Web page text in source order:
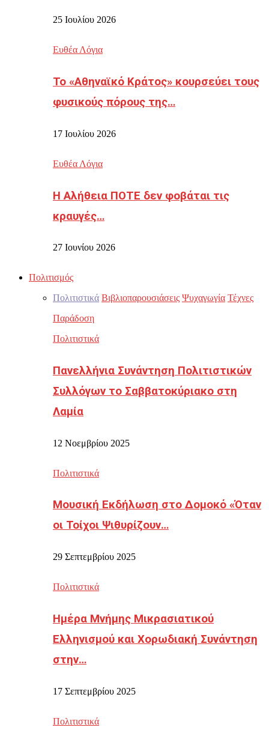
25 Ιουλίου 2026
Ευθέα Λόγια
Το «Αθηναϊκό Κράτος» κουρσεύει τους
φυσικούς πόρους της…
17 Ιουλίου 2026
Ευθέα Λόγια
Η Αλήθεια ΠΟΤΕ δεν φοβάται τις
κραυγές…
27 Ιουνίου 2026
Πολιτισμός
Πολιτιστικά Βιβλιοπαρουσιάσεις Ψυχαγωγία Τέχνες
Παράδοση
Πολιτιστικά
Πανελλήνια Συνάντηση Πολιτιστικών
Συλλόγων το Σαββατοκύριακο στη
Λαμία
12 Νοεμβρίου 2025
Πολιτιστικά
Μουσική Εκδήλωση στο Δομοκό «Όταν
οι Τοίχοι Ψιθυρίζουν…
29 Σεπτεμβρίου 2025
Πολιτιστικά
Ημέρα Μνήμης Μικρασιατικού
Ελληνισμού και Χορωδιακή Συνάντηση
στην…
17 Σεπτεμβρίου 2025
Πολιτιστικά